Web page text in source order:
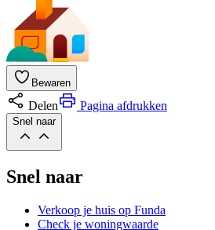
Bewaren
Delen Pagina afdrukken
Snel naar
Snel naar
Verkoop je huis op Funda
Check je woningwaarde